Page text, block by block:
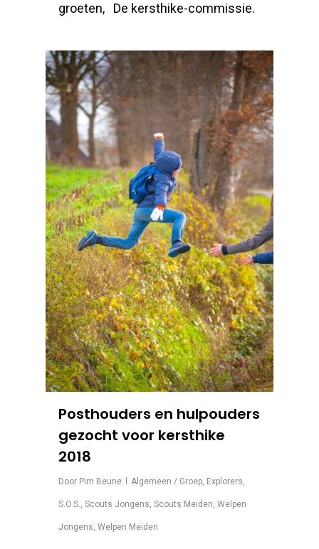
groeten, De kersthike-commissie.
Posthouders en hulpouders
gezocht voor kersthike
2018
Door Pim Beune Algemeen / Groep, Explorers,
S.O.S., Scouts Jongens, Scouts Meiden, Welpen
Jongens, Welpen Meiden